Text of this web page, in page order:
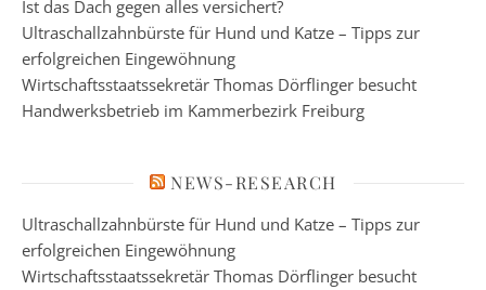
Ist das Dach gegen alles versichert?
Ultraschallzahnbürste für Hund und Katze – Tipps zur
erfolgreichen Eingewöhnung
Wirtschaftsstaatssekretär Thomas Dörflinger besucht
Handwerksbetrieb im Kammerbezirk Freiburg
NEWS-RESEARCH
Ultraschallzahnbürste für Hund und Katze – Tipps zur
erfolgreichen Eingewöhnung
Wirtschaftsstaatssekretär Thomas Dörflinger besucht